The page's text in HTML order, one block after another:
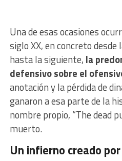
Una de esas ocasiones
siglo XX, en concreto desde
hasta la siguiente, la
defensivo sobre el
anotación y la pérdida de
ganaron a esa parte de la
nombre propio, “The dead
muerto.
Un infierno creado